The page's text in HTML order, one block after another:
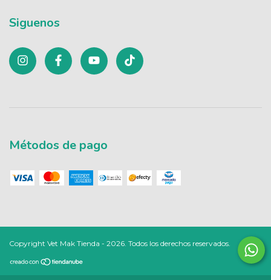
Siguenos
Métodos de pago
Copyright Vet Mak Tienda - 2026. Todos los derechos reservados.